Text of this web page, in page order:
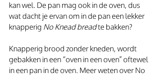
kan wel. De pan mag ook in de oven, dus
wat dacht je ervan om in de pan een lekker
knapperig No Knead bread te bakken?
Knapperig brood zonder kneden, wordt
gebakken in een “oven in een oven” oftewel
in een pan in de oven. Meer weten over No